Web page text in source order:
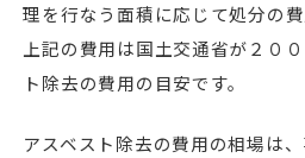
理を行なう面積に応じて処分の費
上記の費用は国土交通省が２０
ト除去の費用の目安です。
アスベスト除去の費用の相場は